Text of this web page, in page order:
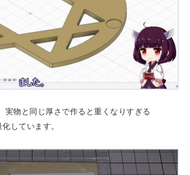
物と同じ厚さで作ると重くなりすぎる
しています。